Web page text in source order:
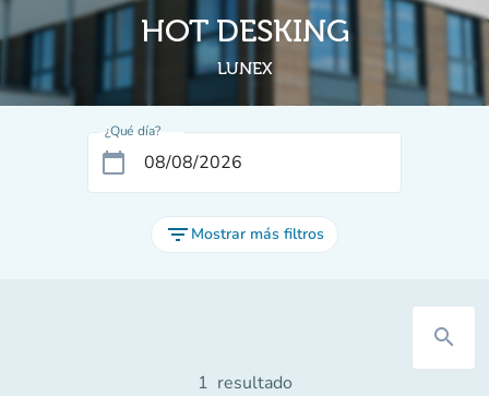
HOT DESKING
LUNEX
¿Qué día?
calendar_today
filter_list Mostrar más filtros
search
1 resultado